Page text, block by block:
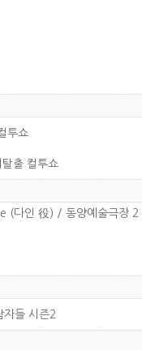
투쇼
출 컬투쇼
(다인 役) / 동양예술극장 2
자들 시즌2